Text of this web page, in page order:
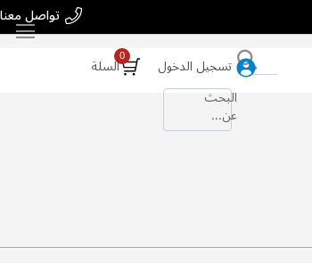
تواصل معنا
السلة
تسجيل الدخول
البحث
عن...